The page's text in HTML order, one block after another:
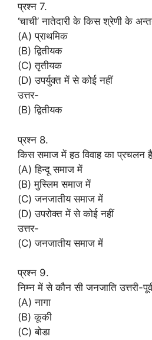
प्रश्न 7.
‘चाची’ नातेदारी के किस श्रेणी के
(A) प्राथमिक
(B) द्वितीयक
(C) तृतीयक
(D) उपर्युक्त में से कोई नहीं
उत्तर-
(B) द्वितीयक
प्रश्न 8.
किस समाज में हठ विवाह का प्रचलन
(A) हिन्दू समाज में
(B) मुस्लिम समाज में
(C) जनजातीय समाज में
(D) उपरोक्त में से कोई नहीं
उत्तर-
(C) जनजातीय समाज में
प्रश्न 9.
निम्न में से कौन सी जनजाति उत्तरी-
(A) नागा
(B) कूकी
(C) बोडा